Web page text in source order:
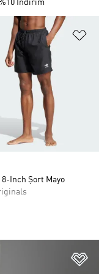
İndirim
Ekle
Inch Şort Mayo